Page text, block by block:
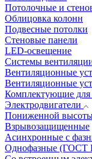
Потолочные и
Облицовка колонн
Подвесные потолки
Стеновые панели
LED-освещение
Системы
Вентиляционные
Вентиляционные
Комплектующие для
Электродвигатели
Пониженной
Взрывозащищенные
Асинхронные с
Однофазные (ГОСТ